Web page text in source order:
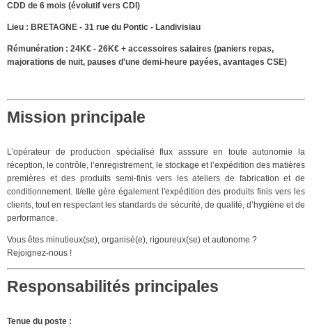
CDD de 6 mois (évolutif vers CDI)
Lieu : BRETAGNE - 31 rue du Pontic - Landivisiau
Rémunération : 24K€ - 26K€ + accessoires salaires (paniers repas,
majorations de nuit, pauses d'une demi-heure payées, avantages CSE)
Mission principale
L’opérateur de production spécialisé flux asssure en toute autonomie la
réception, le contrôle, l’enregistrement, le stockage et l’expédition des matières
premières et des produits semi-finis vers les ateliers de fabrication et de
conditionnement. Il/elle gère également l'expédition des produits finis vers les
clients, tout en respectant les standards de sécurité, de qualité, d’hygiène et de
performance.
Vous êtes minutieux(se), organisé(e), rigoureux(se) et autonome ?
Rejoignez-nous !
Responsabilités principales
Tenue du poste :